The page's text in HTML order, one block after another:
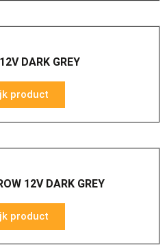
DARK GREY
product
12V DARK GREY
product